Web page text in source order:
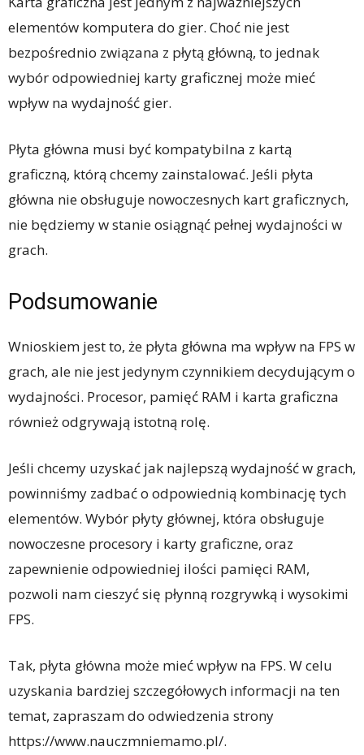
elementów komputera do gier. Choć nie jest
bezpośrednio związana z płytą główną, to jednak
wybór odpowiedniej karty graficznej może mieć
wpływ na wydajność gier.
Płyta główna musi być kompatybilna z kartą
graficzną, którą chcemy zainstalować. Jeśli płyta
główna nie obsługuje nowoczesnych kart graficznych,
nie będziemy w stanie osiągnąć pełnej wydajności w
grach.
Podsumowanie
Wnioskiem jest to, że płyta główna ma wpływ na FPS w
grach, ale nie jest jedynym czynnikiem decydującym o
wydajności. Procesor, pamięć RAM i karta graficzna
również odgrywają istotną rolę.
Jeśli chcemy uzyskać jak najlepszą wydajność w grach,
powinniśmy zadbać o odpowiednią kombinację tych
elementów. Wybór płyty głównej, która obsługuje
nowoczesne procesory i karty graficzne, oraz
zapewnienie odpowiedniej ilości pamięci RAM,
pozwoli nam cieszyć się płynną rozgrywką i wysokimi
FPS.
Tak, płyta główna może mieć wpływ na FPS. W celu
uzyskania bardziej szczegółowych informacji na ten
temat, zapraszam do odwiedzenia strony
https://www.nauczmniemamo.pl/.